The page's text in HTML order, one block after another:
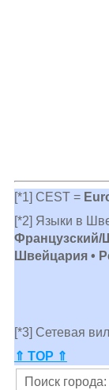
[*1] CEST =
[*2] Языки в
Французский/
Швейцария •
[*3] Сетевая
⇑ TOP ⇑
Поиск города: